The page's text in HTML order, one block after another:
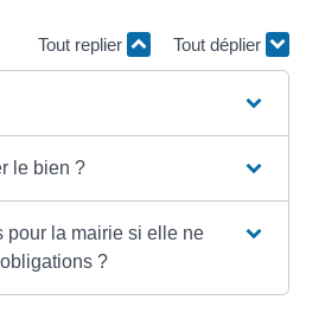
Tout replier Tout déplier
le bien ?
pour la mairie si elle ne
?